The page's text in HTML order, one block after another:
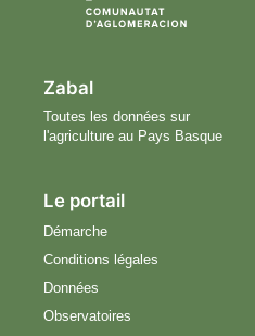
Zabal
Toutes les données sur
l'agriculture au Pays Basque
Le portail
Démarche
Conditions légales
Données
Observatoires